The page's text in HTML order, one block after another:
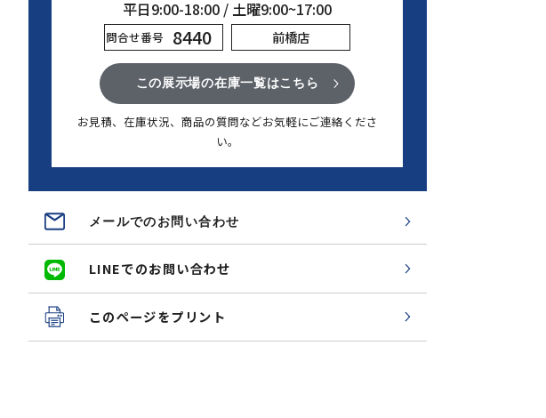
平日9:00-18:00 / 土曜9:00~17:00
問合せ番号 8440 前橋店
この展示場の在庫一覧はこちら
お見積、在庫状況、商品の質問などお気軽にご連絡くださ
い。
メールでのお問い合わせ
LINEでのお問い合わせ
このページをプリント